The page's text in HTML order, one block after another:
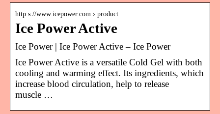
http s://www.icepower.com › product
Ice Power Active
Ice Power | Ice Power Active – Ice Power
Ice Power Active is a versatile Cold Gel with both
cooling and warming effect. Its ingredients, which
increase blood circulation, help to release
muscle …